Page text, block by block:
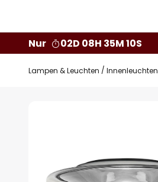
Nur
02D 08H 35M 09S
Lampen & Leuchten Innenleuchten
springen